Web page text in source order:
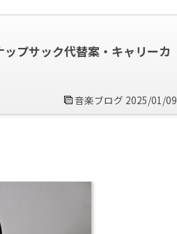
プサック代替案・キャリーカ
音楽ブログ 2025/01/09